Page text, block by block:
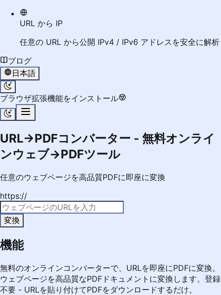
URL から IP
任意の URL から公開 IPv4 / IPv6 アドレスを安全に解析
ブログ
日本語
ブラウザ拡張機能をインストール
URL→PDFコンバーター - 無料オンライ
ンウェブ→PDFツール
任意のウェブページを高品質PDFに即座に変換
https://
変換
機能
無料のオンラインコンバーターで、URLを即座にPDFに変換。
ウェブページを高品質なPDFドキュメントに変換します。登録
不要 - URLを貼り付けてPDFをダウンロードするだけ。